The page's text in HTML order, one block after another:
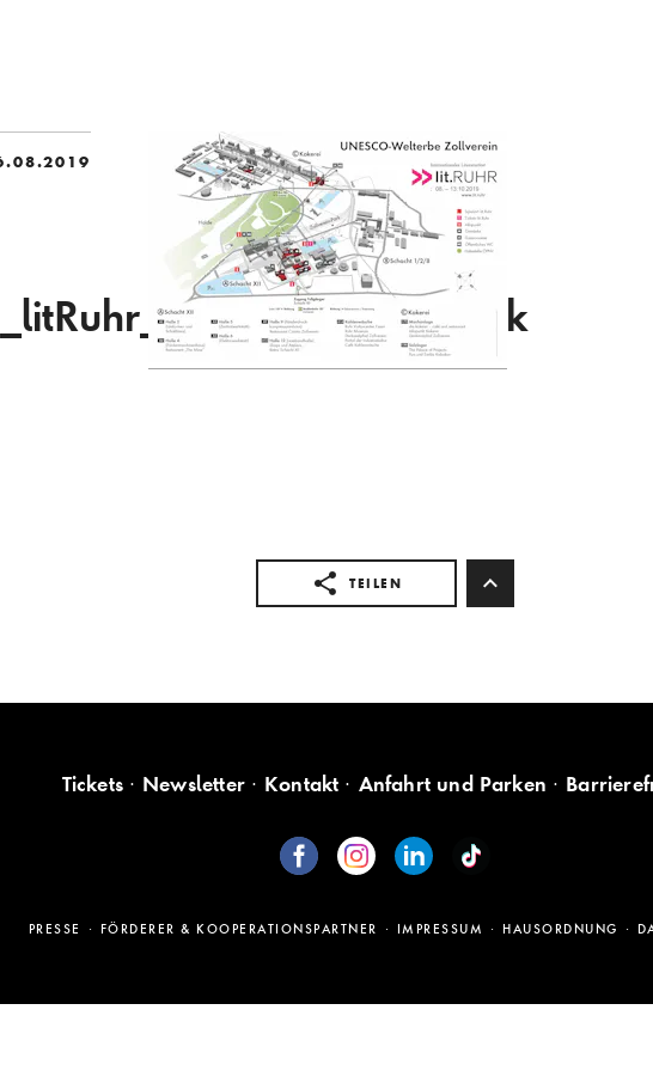
TEILEN
Tickets Newsletter Kontakt Anfahrt und Parken
PRESSE FÖRDERER & KOOPERATIONSPARTNER IMPRESSUM HAUSORDNUNG